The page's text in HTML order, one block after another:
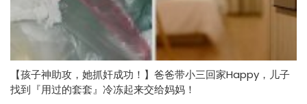
【孩子神助攻，她抓奸成功！】爸爸带小三回家Happy，儿子
找到『用过的套套』冷冻起来交给妈妈！